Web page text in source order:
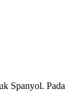
Spanyol. Pada